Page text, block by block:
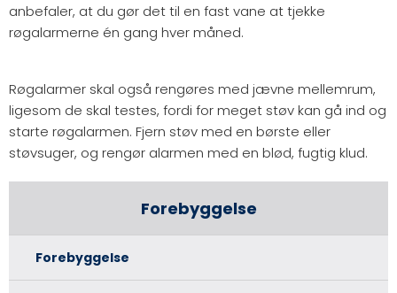
anbefaler, at du gør det til en fast vane at tjekke
røgalarmerne én gang hver måned.
Røgalarmer skal også rengøres med jævne mellemrum,
ligesom de skal testes, fordi for meget støv kan gå ind og
starte røgalarmen. Fjern støv med en børste eller
støvsuger, og rengør alarmen med en blød, fugtig klud.
Forebyggelse
Forebyggelse